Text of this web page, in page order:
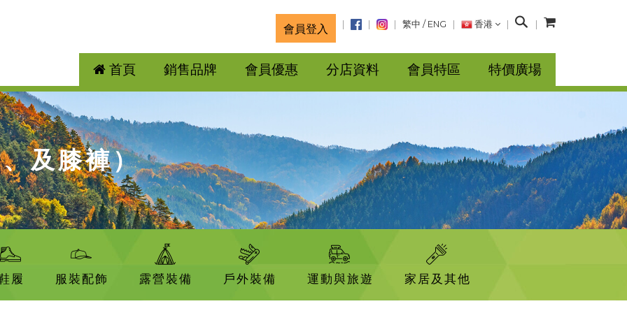
會員登入 繁中 / ENG 香港
搜
首頁 銷售品牌 會員優惠 分店資料 會員特區 特價廣場
及膝褲）
履 服裝配飾 露營裝備 戶外裝備 運動與旅遊 家居及其他